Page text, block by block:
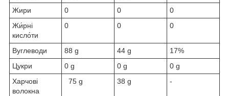
Жири 0 0
0
Жи́рні
кисло́ти
0 0 0
Вуглеводи 88 g 44 g
17%
Цукри
0 g 0 g
0 g
Харчові
волокна
75 g 38 g -